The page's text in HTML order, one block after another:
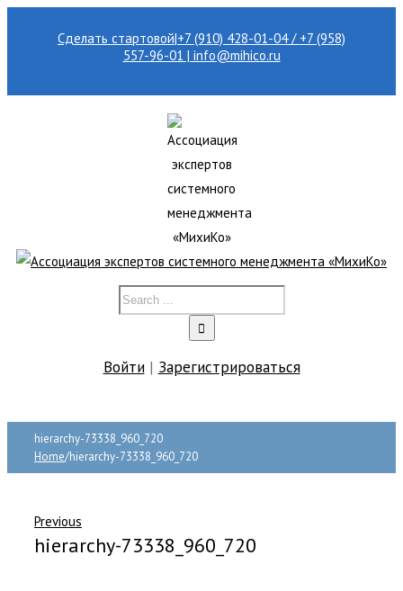
Сделать стартовой|+7 (910) 428-01-04 / +7 (958)
557-96-01 | info@mihico.ru
Войти| Зарегистрироваться
hierarchy-73338_960_720
Home/hierarchy-73338_960_720
Previous
hierarchy-73338_960_720